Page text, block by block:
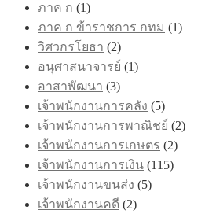
ภาค ก (1)
ภาค ก ข้าราชการ กทม (1)
วิศวกรโยธา (2)
อนุศาสนาจารย์ (1)
อาสาพัฒนา (3)
เจ้าพนักงานการคลัง (5)
เจ้าพนักงานการพาณิชย์ (2)
เจ้าพนักงานการเกษตร (2)
เจ้าพนักงานการเงิน (115)
เจ้าพนักงานขนส่ง (5)
เจ้าพนักงานคดี (2)